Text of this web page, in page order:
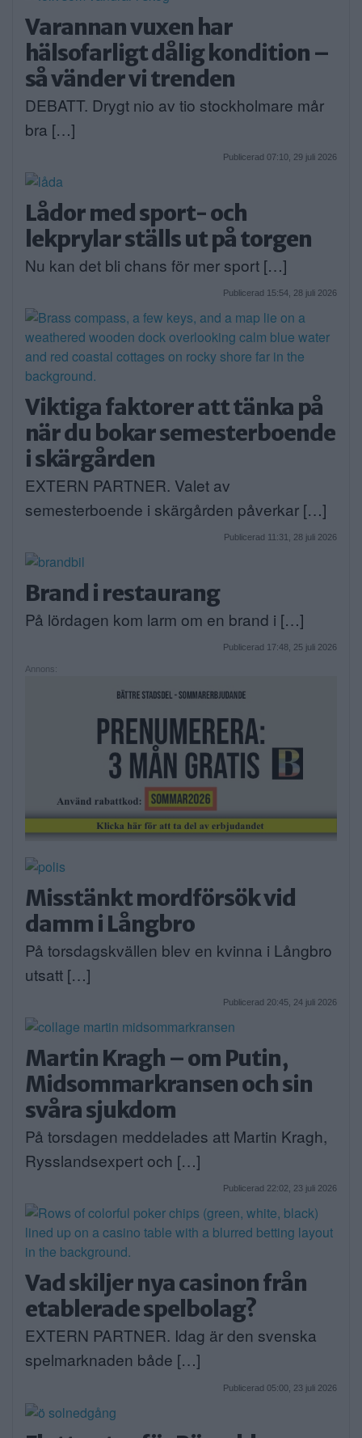
Varannan vuxen har
hälsofarligt dålig kondition –
så vänder vi trenden
DEBATT. Drygt nio av tio stockholmare mår
bra […]
Publicerad 07:10, 29 juli 2026
Lådor med sport- och
lekprylar ställs ut på torgen
Nu kan det bli chans för mer sport […]
Publicerad 15:54, 28 juli 2026
Viktiga faktorer att tänka på
när du bokar semesterboende
i skärgården
EXTERN PARTNER. Valet av
semesterboende i skärgården påverkar […]
Publicerad 11:31, 28 juli 2026
Brand i restaurang
På lördagen kom larm om en brand i […]
Publicerad 17:48, 25 juli 2026
Annons:
Misstänkt mordförsök vid
damm i Långbro
På torsdagskvällen blev en kvinna i Långbro
utsatt […]
Publicerad 20:45, 24 juli 2026
Martin Kragh – om Putin,
Midsommarkransen och sin
svåra sjukdom
På torsdagen meddelades att Martin Kragh,
Rysslandsexpert och […]
Publicerad 22:02, 23 juli 2026
Vad skiljer nya casinon från
etablerade spelbolag?
EXTERN PARTNER. Idag är den svenska
spelmarknaden både […]
Publicerad 05:00, 23 juli 2026